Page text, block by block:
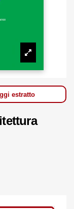
estratto